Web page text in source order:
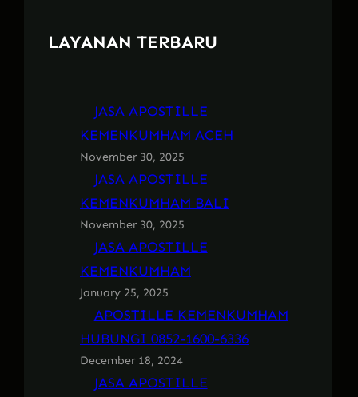
LAYANAN TERBARU
JASA APOSTILLE
KEMENKUMHAM ACEH
November 30, 2025
JASA APOSTILLE
KEMENKUMHAM BALI
November 30, 2025
JASA APOSTILLE
KEMENKUMHAM
January 25, 2025
APOSTILLE KEMENKUMHAM
HUBUNGI 0852-1600-6336
December 18, 2024
JASA APOSTILLE